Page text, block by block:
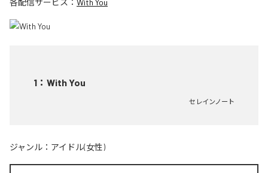
各配信サービス： With You
1 ： With You
セレインノート
ジャンル： アイドル(女性)